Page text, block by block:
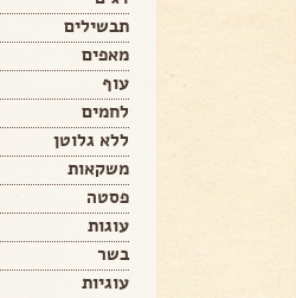
תבשילים
מאפים
עוף
לחמים
ללא גלוטן
משקאות
פסטה
עוגות
בשר
עוגיות